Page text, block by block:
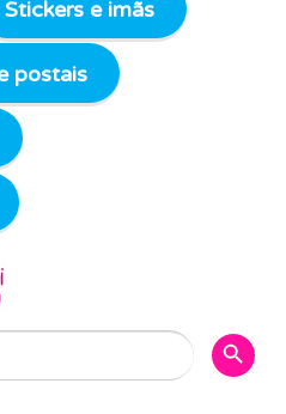
Stickers e imãs
postais
Search